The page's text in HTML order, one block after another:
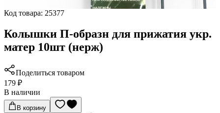
Код товара: 25377
Колышки П-образн для прижатия укр.
матер 10шт (нерж)
Поделиться товаром
179 ₽
В наличии
В корзину